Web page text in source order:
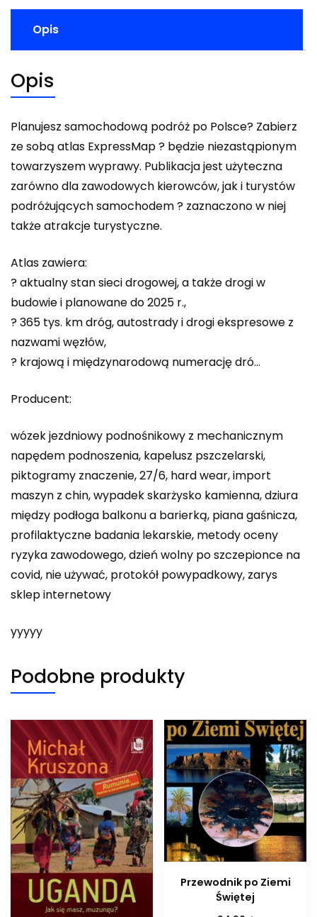
Opis
Opis
Planujesz samochodową podróż po Polsce? Zabierz
ze sobą atlas ExpressMap ? będzie niezastąpionym
towarzyszem wyprawy. Publikacja jest użyteczna
zarówno dla zawodowych kierowców, jak i turystów
podróżujących samochodem ? zaznaczono w niej
także atrakcje turystyczne.
Atlas zawiera:
? aktualny stan sieci drogowej, a także drogi w
budowie i planowane do 2025 r.,
? 365 tys. km dróg, autostrady i drogi ekspresowe z
nazwami węzłów,
? krajową i międzynarodową numerację dró…
Producent:
wózek jezdniowy podnośnikowy z mechanicznym
napędem podnoszenia, kapelusz pszczelarski,
piktogramy znaczenie, 27/6, hard wear, import
maszyn z chin, wypadek skarżysko kamienna, dziura
między podłoga balkonu a barierką, piana gaśnicza,
profilaktyczne badania lekarskie, metody oceny
ryzyka zawodowego, dzień wolny po szczepionce na
covid, nie używać, protokół powypadkowy, zarys
sklep internetowy
yyyyy
Podobne produkty
Przewodnik po Ziemi
Świętej